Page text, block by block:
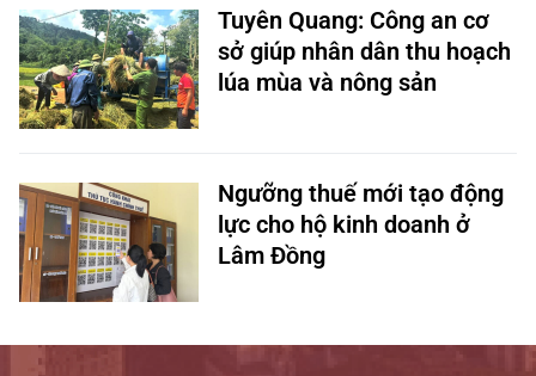
Tuyên Quang: Công an cơ
sở giúp nhân dân thu hoạch
lúa mùa và nông sản
Ngưỡng thuế mới tạo động
lực cho hộ kinh doanh ở
Lâm Đồng